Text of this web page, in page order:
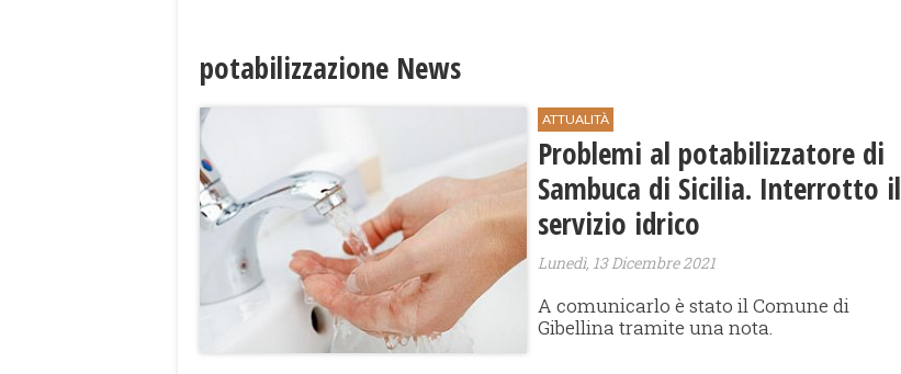
potabilizzazione News
ATTUALITÀ
Problemi al potabilizzatore di
Sambuca di Sicilia. Interrotto il
servizio idrico
Lunedì, 13 Dicembre 2021
A comunicarlo è stato il Comune di
Gibellina tramite una nota.